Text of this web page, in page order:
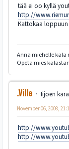
tää ei oo kyllä
http://
Kattokaa
Anna miehelle kala
Opeta mies
.Ville
Iijoen
November 06, 2008,
http://
http://